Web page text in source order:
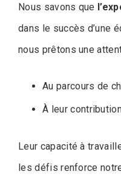
Nous savons que
dans le succès d’une
nous prêtons une
Au parcours de
À leur
Leur capacité à
les défis renforce